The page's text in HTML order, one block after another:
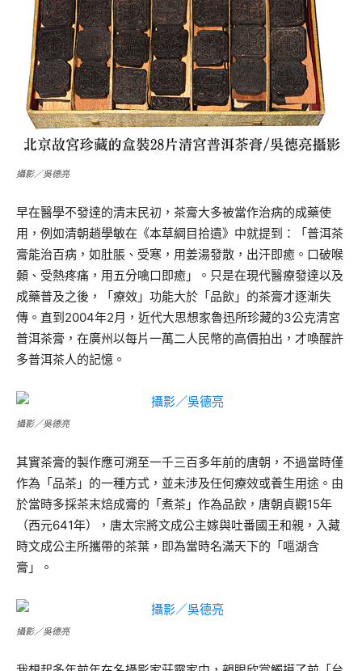
攝影／吳德亮
早在醫學不發達的清末民初，茶膏大多被當作治病的成藥使
用，例如清朝趙學敏在《本草綱目拾遺》中就提到：「普洱茶
膏能治百病，如肚脹、受寒，用姜湯發散，出汗即癒。口破喉
顙、受熱疼痛，用五分噙口即癒」。只是在現代醫療發達以及
成藥普及之後，「療效」功能大於「品飲」的茶膏才逐漸失
傳。直到2004年2月，近代大思想家魯迅所珍藏的3公克清宮
普洱茶膏，在廣州以每片一萬二人民幣的高價拍出，才喚醒許
多普洱茶人的記憶。
攝影／吳德亮
其實茶膏的製作應可溯至一千三百多年前的唐朝，不過當時僅
作為「品茶」的一種方式，並未涉及任何療效或養生用途。由
於當時多採茶末焙成膏的「煮茶」作為品飲，唐朝貞觀15年
（西元641年），唐太宗將文成公主嫁與吐番國王和親，入藏
時文成公主所攜帶的茶葉，即為當時名滿天下的「嗈湖含
膏」。
攝影／吳德亮